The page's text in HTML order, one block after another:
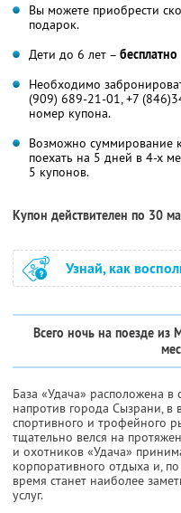
Вы можете приобрести
подарок.
Дети до 6 лет – бесплатно
Необходимо
(909) 689-21-01, +7
номер купона.
Возможно суммирование
поехать на 5 дней в 4-х
5 купонов.
Купон действителен по 30
Узнай, как
Вcего ночь на поезде
База «Удача» расположена
напротив города Сызрани, в
спортивного и трофейного
тщательно велся на
и охотников «Удача»
корпоративного отдыха и,
время станет наиболее
услуг.